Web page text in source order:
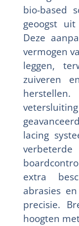
bio-based
geoogst uit
Deze
vermogen
leggen,
zuiveren
lacing
extra
abrasies
precisie.
hoogten